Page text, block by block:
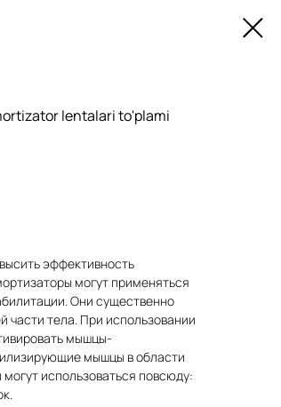
lentalari to'plami
эффективность
могут применяться
Они существенно
части тела. При использовании
мышцы-
мышцы в области
использоваться повсюду: